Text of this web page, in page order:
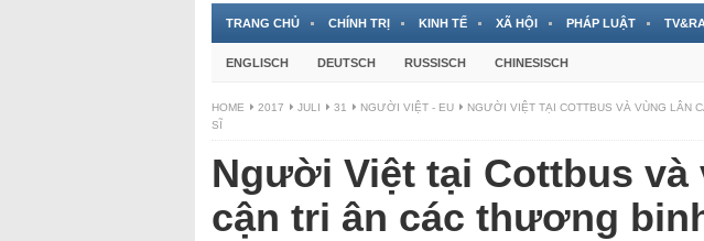
TRANG CHỦ CHÍNH TRỊ KINH TẾ XÃ HỘI PHÁP LUẬT
ENGLISCH DEUTSCH RUSSISCH CHINESISCH
HOME 2017 JULI 31 NGƯỜI VIỆT - EU
NGƯỜI VIỆT TẠI COTTBUS VÀ VÙNG LÂN
SĨ
Người Việt tại Cottbus và
cận tri ân các thương